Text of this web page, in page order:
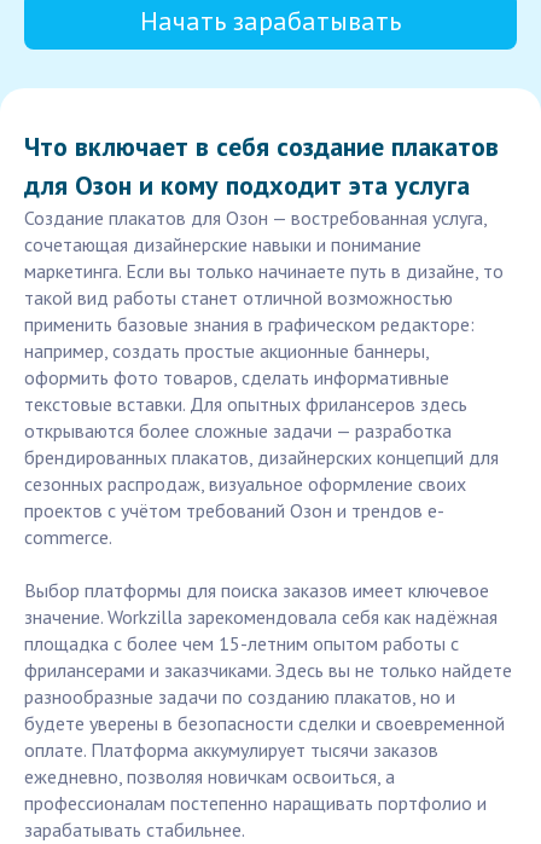
Начать зарабатывать
Что включает в себя создание плакатов
для Озон и кому подходит эта услуга
Создание плакатов для Озон — востребованная услуга,
сочетающая дизайнерские навыки и понимание
маркетинга. Если вы только начинаете путь в дизайне, то
такой вид работы станет отличной возможностью
применить базовые знания в графическом редакторе:
например, создать простые акционные баннеры,
оформить фото товаров, сделать информативные
текстовые вставки. Для опытных фрилансеров здесь
открываются более сложные задачи — разработка
брендированных плакатов, дизайнерских концепций для
сезонных распродаж, визуальное оформление своих
проектов с учётом требований Озон и трендов e-
commerce.
Выбор платформы для поиска заказов имеет ключевое
значение. Workzilla зарекомендовала себя как надёжная
площадка с более чем 15-летним опытом работы с
фрилансерами и заказчиками. Здесь вы не только найдете
разнообразные задачи по созданию плакатов, но и
будете уверены в безопасности сделки и своевременной
оплате. Платформа аккумулирует тысячи заказов
ежедневно, позволяя новичкам освоиться, а
профессионалам постепенно наращивать портфолио и
зарабатывать стабильнее.